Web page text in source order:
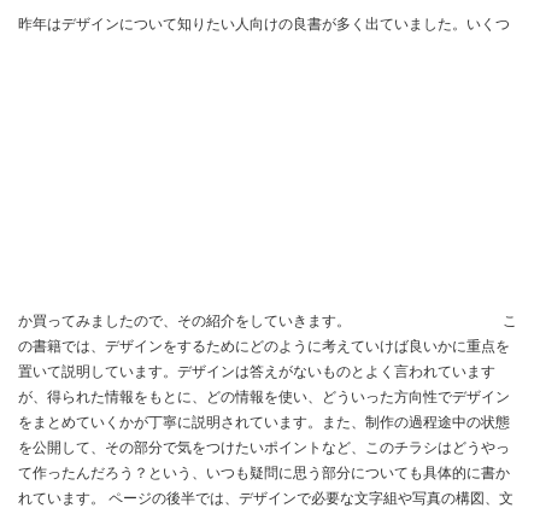
昨年はデザインについて知りたい人向けの良書が多く出ていました。いくつ
か買ってみましたので、その紹介をしていきます。
こ
の書籍では、デザインをするためにどのように考えていけば良いかに重点を
置いて説明しています。デザインは答えがないものとよく言われています
が、得られた情報をもとに、どの情報を使い、どういった方向性でデザイン
をまとめていくかが丁寧に説明されています。また、制作の過程途中の状態
を公開して、その部分で気をつけたいポイントなど、このチラシはどうやっ
て作ったんだろう？という、いつも疑問に思う部分についても具体的に書か
れています。 ページの後半では、デザインで必要な文字組や写真の構図、文